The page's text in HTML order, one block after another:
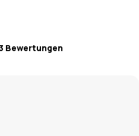
Bewertungen